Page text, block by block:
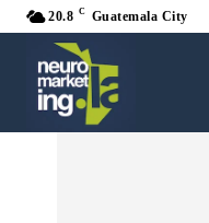
20.8 C Guatemala City